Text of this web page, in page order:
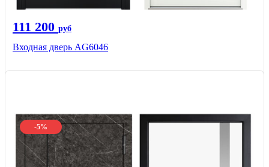
111 200 руб
Входная дверь AG6046
-5%